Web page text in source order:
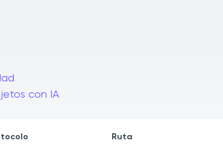
con IA
Ruta